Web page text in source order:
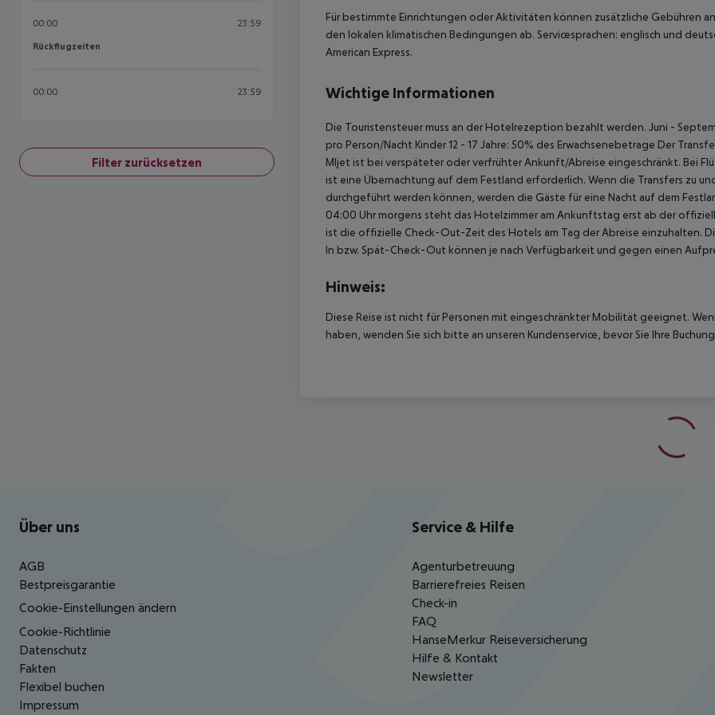
00:00 23:59
Rückflugzeiten
Rückflugzeiten
00:00 23:59
Filter zurücksetzen
Für bestimmte Einrichtungen oder Aktivitäten können zusätzliche Gebühren
den lokalen klimatischen Bedingungen ab. Servicesprachen: englisch und
American Express.
Wichtige Informationen
Die Touristensteuer muss an der Hotelrezeption bezahlt werden. Juni -
pro Person/Nacht Kinder 12 - 17 Jahre: 50% des Erwachsenebetrage Der
Mljet ist bei verspäteter oder verfrühter Ankunft/Abreise eingeschränkt. Bei
ist eine Übernachtung auf dem Festland erforderlich. Wenn die Transfers zu
durchgeführt werden können, werden die Gäste für eine Nacht auf dem
04:00 Uhr morgens steht das Hotelzimmer am Ankunftstag erst ab der
ist die offizielle Check-Out-Zeit des Hotels am Tag der Abreise einzuhalten.
In bzw. Spät-Check-Out können je nach Verfügbarkeit und gegen einen
Hinweis:
Diese Reise ist nicht für Personen mit eingeschränkter Mobilität geeignet.
haben, wenden Sie sich bitte an unseren Kundenservice, bevor Sie Ihre
Footer navigation
Über uns
AGB
Bestpreisgarantie
Cookie-Einstellungen ändern
Cookie-Richtlinie
Datenschutz
Fakten
Flexibel buchen
Impressum
Service & Hilfe
Agenturbetreuung
Barrierefreies Reisen
Check-in
FAQ
HanseMerkur Reiseversicherung
Hilfe & Kontakt
Newsletter